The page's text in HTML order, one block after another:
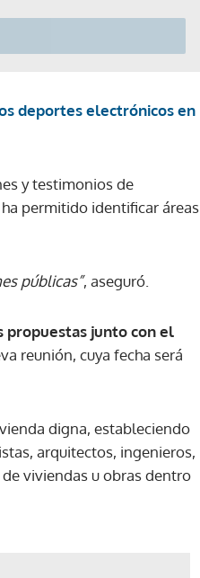
deportes electrónicos en
y testimonios de
permitido identificar áreas
públicas”, aseguró.
propuestas junto con el
reunión, cuya fecha será
digna, estableciendo
arquitectos, ingenieros,
viviendas u obras dentro